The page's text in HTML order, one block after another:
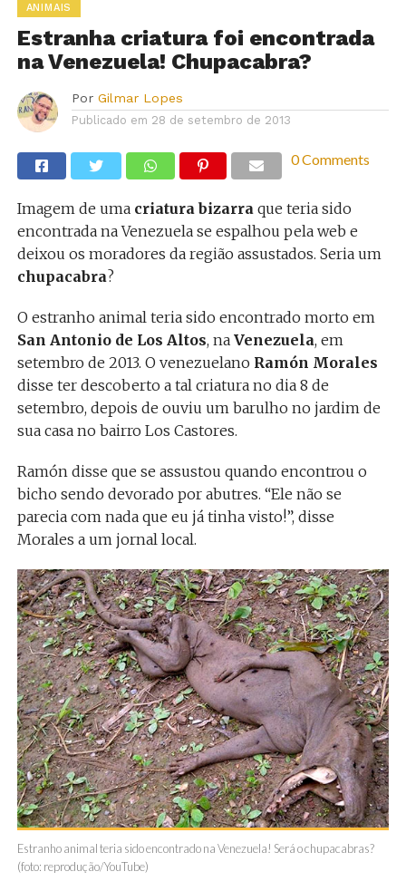
ANIMAIS
Estranha criatura foi encontrada
na Venezuela! Chupacabra?
Por Gilmar Lopes
Publicado em 28 de setembro de 2013
0 Comments
Imagem de umacriatura bizarraque teria sido
encontrada na Venezuela se espalhou pela web e
deixou os moradores da região assustados. Seria um
chupacabra?
O estranho animal teria sido encontrado morto em
San Antonio de Los Altos, na Venezuela, em
setembro de 2013. O venezuelano Ramón Morales
disse ter descoberto a tal criatura no dia 8 de
setembro, depois de ouviu um barulho no jardim de
sua casa no bairro Los Castores.
Ramón disse que se assustou quando encontrou o
bicho sendo devorado por abutres. “Ele não se
parecia com nada que eu já tinha visto!”, disse
Morales a um jornal local.
Estranho animal teria sido encontrado na Venezuela! Será o chupacabras?
(foto: reprodução/YouTube)